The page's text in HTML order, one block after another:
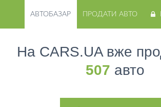
АВТОБАЗАР ПРОДАТИ АВТО
На CARS.UA вже
507 авто